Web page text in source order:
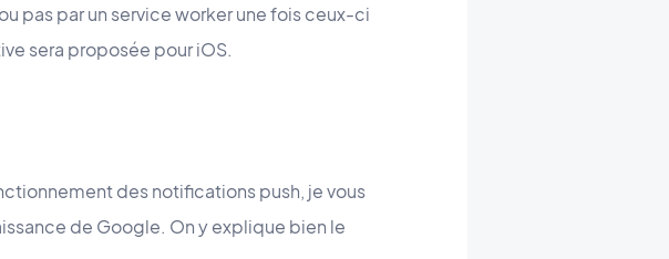
pas par un service worker une fois ceux-ci
sera proposée pour iOS.
des notifications push, je vous
de Google. On y explique bien le